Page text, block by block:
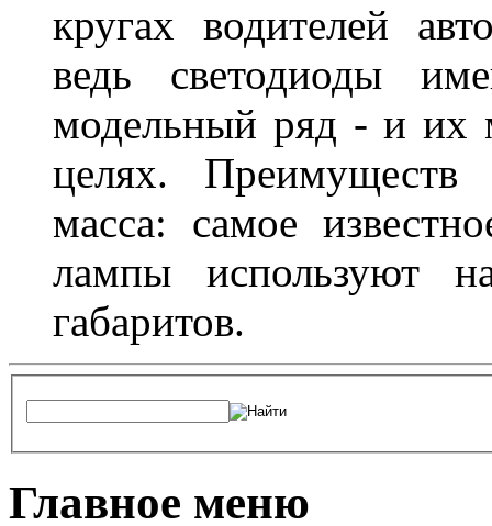
кругах водителей
ведь светодиоды
модельный ряд - и их
целях.
масса: самое
лампы используют
габаритов.
Главное меню